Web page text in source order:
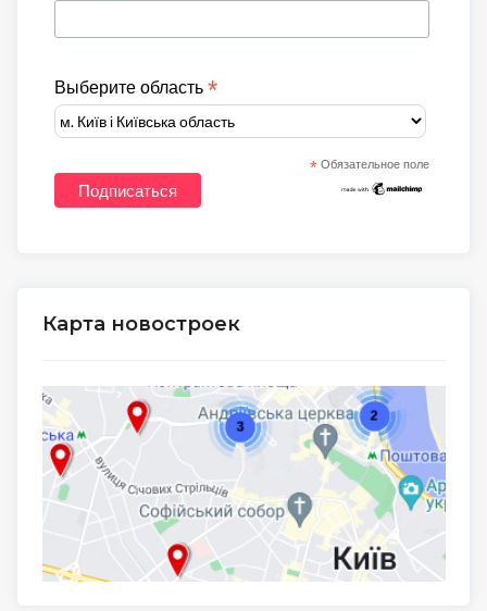
Выберите область *
* Обязательное поле
Карта новостроек